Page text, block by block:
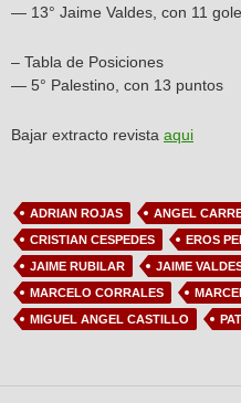
— 13° Jaime Valdes, con 11
– Tabla de Posiciones
— 5° Palestino, con 13 puntos
Bajar extracto revista aqui
ADRIAN ROJAS ANGEL
CRISTIAN CESPEDES
EROS
JAIME RUBILAR
JAIME
MARCELO CORRALES
MIGUEL ANGEL CASTILLO